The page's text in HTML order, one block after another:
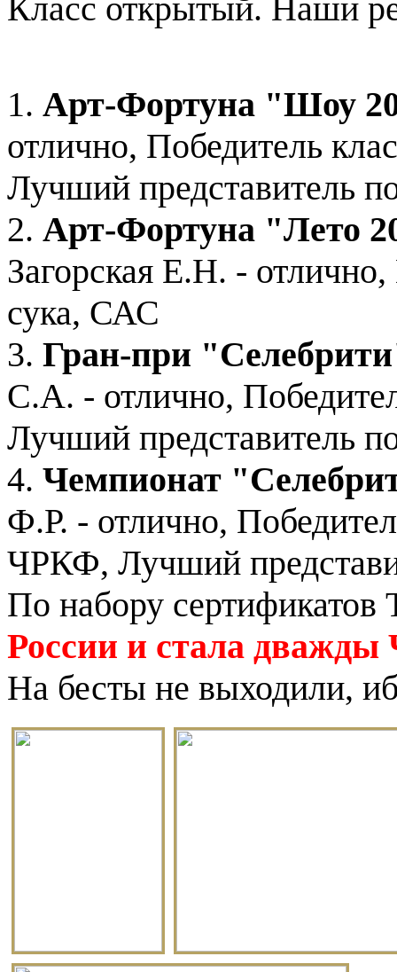
Класс открытый. Наши
1. Арт-Фортуна "Шоу
отлично, Победитель
Лучший представитель
2. Арт-Фортуна "Лето
Загорская Е.Н. -
сука, САС
3. Гран-при
С.А. - отлично,
Лучший представитель
4. Чемпионат
Ф.Р. - отлично,
ЧРКФ, Лучший
По набору сертификатов
России и стала
На бесты не выходили,